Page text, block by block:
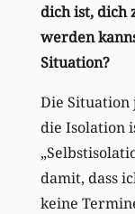
dich ist, dich
werden
Situation?
Die Situation
die Isolation
damit, dass
keine